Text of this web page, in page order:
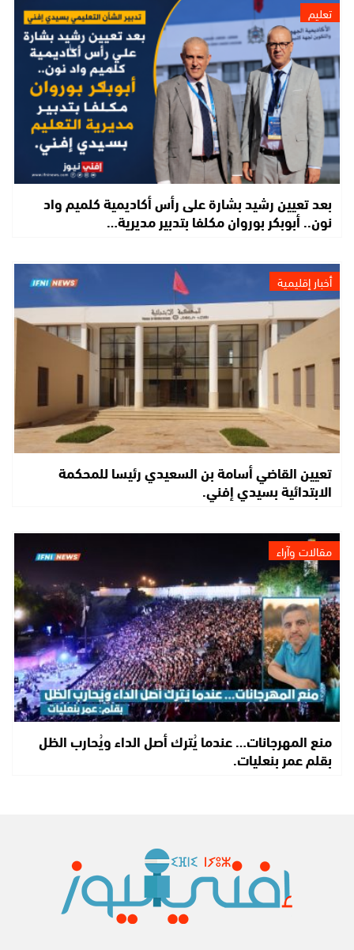
تعليم
بعد تعيين رشيد بشارة على رأس أكاديمية كلميم واد
نون.. أبوبكر بوروان مكلفا بتدبير مديرية…
أخبار إقليمية
تعيين القاضي أسامة بن السعيدي رئيسا للمحكمة
الابتدائية بسيدي إفني.
مقالات وآراء
منع المهرجانات… عندما يُترك أصل الداء ويُحارب الظل
بقلم عمر بنعليات.